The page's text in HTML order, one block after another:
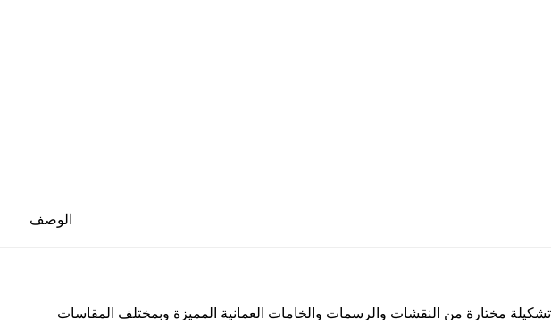
الوصف
تشكيلة مختارة من النقشات والرسمات والخامات العمانية المميزة وبمختلف المقاسات